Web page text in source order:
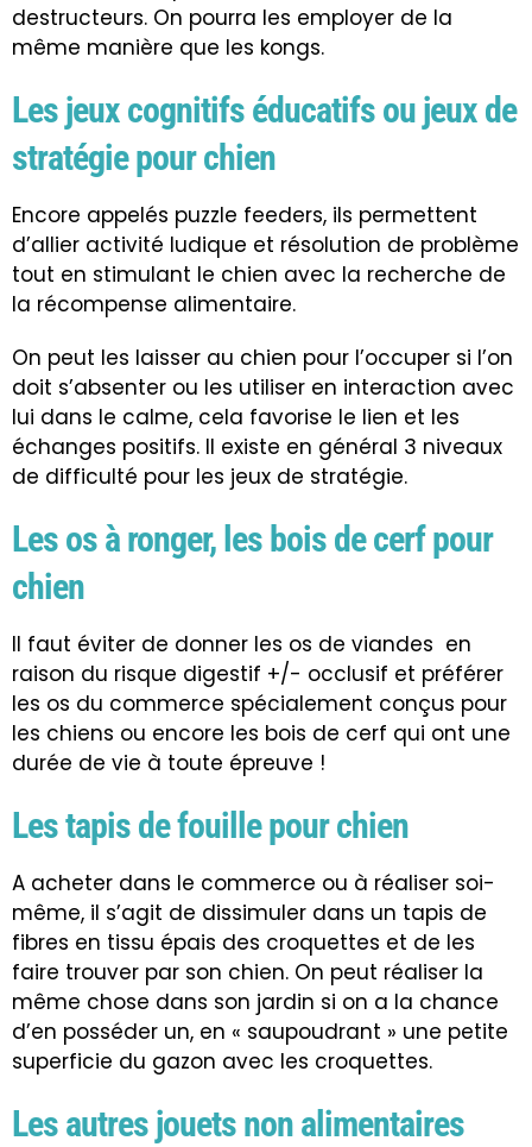
destructeurs. On pourra les employer de la
même manière que les kongs.
Les jeux cognitifs éducatifs ou jeux de
stratégie pour chien
Encore appelés puzzle feeders, ils permettent
d’allier activité ludique et résolution de problème
tout en stimulant le chien avec la recherche de
la récompense alimentaire.
On peut les laisser au chien pour l’occuper si l’on
doit s’absenter ou les utiliser en interaction avec
lui dans le calme, cela favorise le lien et les
échanges positifs. Il existe en général 3 niveaux
de difficulté pour les jeux de stratégie.
Les os à ronger, les bois de cerf pour
chien
Il faut éviter de donner les os de viandes en
raison du risque digestif +/- occlusif et préférer
les os du commerce spécialement conçus pour
les chiens ou encore les bois de cerf qui ont une
durée de vie à toute épreuve !
Les tapis de fouille pour chien
A acheter dans le commerce ou à réaliser soi-
même, il s’agit de dissimuler dans un tapis de
fibres en tissu épais des croquettes et de les
faire trouver par son chien. On peut réaliser la
même chose dans son jardin si on a la chance
d’en posséder un, en « saupoudrant » une petite
superficie du gazon avec les croquettes.
Les autres jouets non alimentaires